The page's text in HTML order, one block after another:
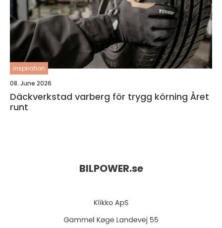
inspiration
08. June 2026
Däckverkstad varberg för trygg körning Året
runt
BILPOWER.se